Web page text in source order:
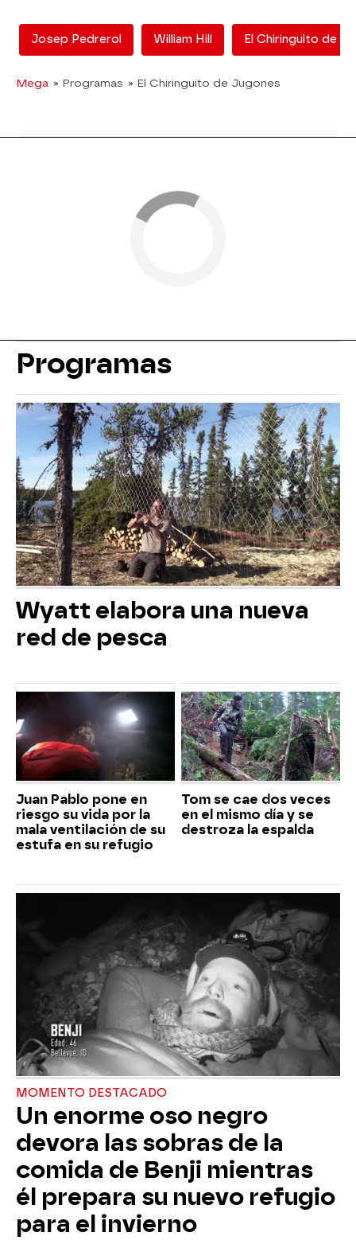
Josep Pedrerol William Hill El Chiringuito de
Mega » Programas » El Chiringuito de Jugones
Programas
Wyatt elabora una nueva
red de pesca
Juan Pablo pone en
riesgo su vida por la
mala ventilación de su
estufa en su refugio
Tom se cae dos veces
en el mismo día y se
destroza la espalda
MOMENTO DESTACADO
Un enorme oso negro
devora las sobras de la
comida de Benji mientras
él prepara su nuevo refugio
para el invierno